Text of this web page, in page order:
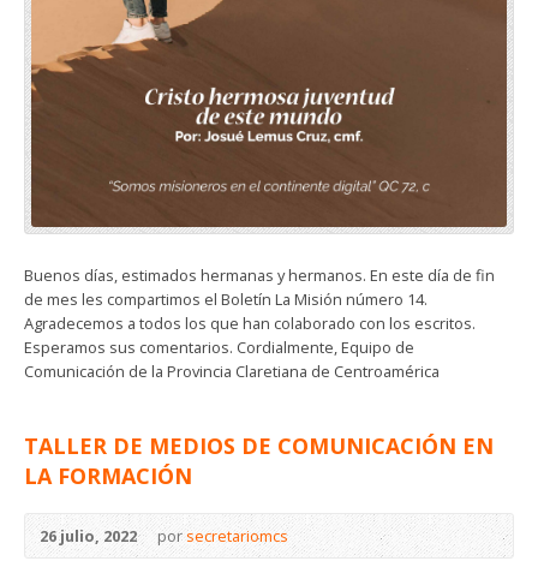
Buenos días, estimados hermanas y hermanos. En este día de fin
de mes les compartimos el Boletín La Misión número 14.
Agradecemos a todos los que han colaborado con los escritos.
Esperamos sus comentarios. Cordialmente, Equipo de
Comunicación de la Provincia Claretiana de Centroamérica
TALLER DE MEDIOS DE COMUNICACIÓN EN
LA FORMACIÓN
26 julio, 2022 por secretariomcs